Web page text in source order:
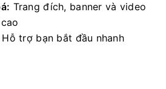
Trang đích, banner và video
Hỗ trợ bạn bắt đầu nhanh